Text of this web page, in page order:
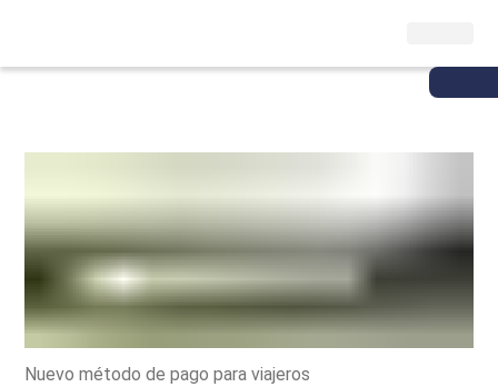
Nuevo método de pago para viajeros